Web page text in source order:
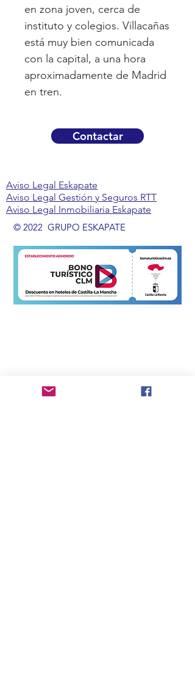
en zona joven, cerca de
instituto y colegios. Villacañas
está muy bien comunicada
con la capital, a una hora
aproximadamente de Madrid
en tren.
Contactar
Aviso Legal Eskapate
Aviso Legal Gestión y Seguros RTT
Aviso Legal Inmobiliaria Eskapate
© 2022 GRUPO ESKAPATE